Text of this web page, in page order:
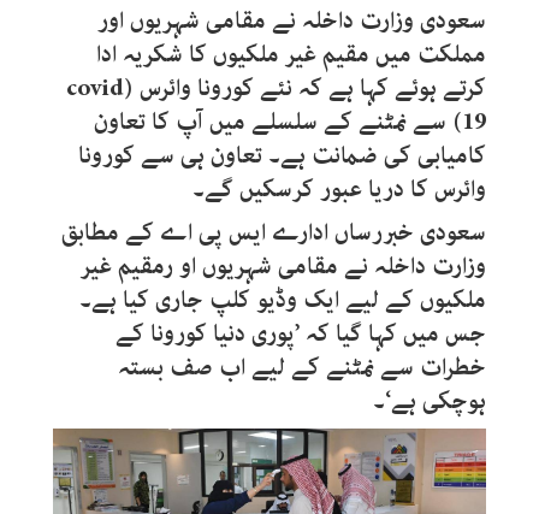
سعودی وزارت داخلہ نے مقامی شہریوں اور
مملکت میں مقیم غیر ملکیوں کا شکریہ ادا
کرتے ہوئے کہا ہے کہ نئے کورونا وائرس (covid
19) سے نمٹنے کے سلسلے میں آپ کا تعاون
کامیابی کی ضمانت ہے۔ تعاون ہی سے کورونا
وائرس کا دریا عبور کرسکیں گے۔
سعودی خبررساں ادارے ایس پی اے کے مطابق
وزارت داخلہ نے مقامی شہریوں او رمقیم غیر
ملکیوں کے لیے ایک وڈیو کلپ جاری کیا ہے۔
جس میں کہا گیا کہ ’پوری دنیا کورونا کے
خطرات سے نمٹنے کے لیے اب صف بستہ
ہوچکی ہے‘۔